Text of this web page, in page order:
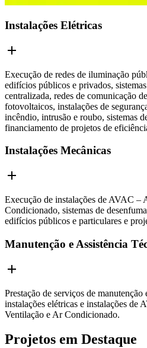
Instalações Elétricas
Execução de redes de iluminação
edifícios públicos e privados,
centralizada, redes de comunicação
fotovoltaicos, instalações de
incêndio, intrusão e roubo, sistemas
financiamento de projetos de
Instalações Mecânicas
Execução de instalações de AVAC –
Condicionado, sistemas de
edifícios públicos e particulares e
Manutenção e Assistência
Prestação de serviços de manutenção
instalações elétricas e instalações de
Ventilação e Ar Condicionado.
Projetos em Destaque